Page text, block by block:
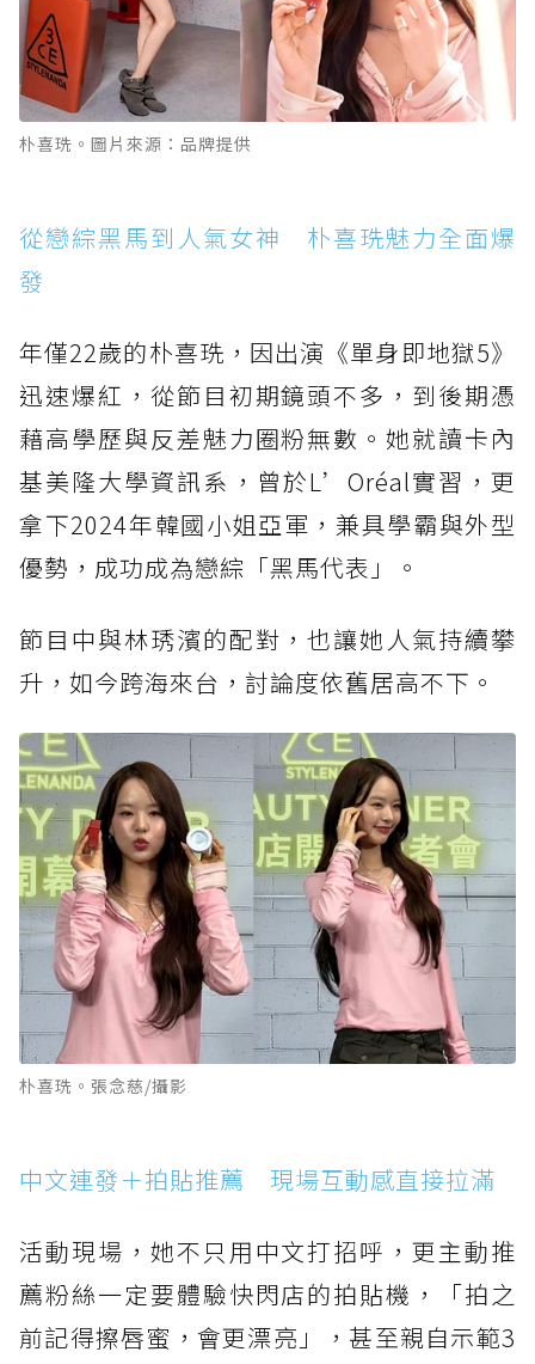
朴喜珗。圖片來源：品牌提供
從戀綜黑馬到人氣女神 朴喜珗魅力全面爆
發
年僅22歲的朴喜珗，因出演《單身即地獄5》
迅速爆紅，從節目初期鏡頭不多，到後期憑
藉高學歷與反差魅力圈粉無數。她就讀卡內
基美隆大學資訊系，曾於L’Oréal實習，更
拿下2024年韓國小姐亞軍，兼具學霸與外型
優勢，成功成為戀綜「黑馬代表」。
節目中與林琇濱的配對，也讓她人氣持續攀
升，如今跨海來台，討論度依舊居高不下。
朴喜珗。張念慈/攝影
中文連發＋拍貼推薦 現場互動感直接拉滿
活動現場，她不只用中文打招呼，更主動推
薦粉絲一定要體驗快閃店的拍貼機，「拍之
前記得擦唇蜜，會更漂亮」，甚至親自示範3